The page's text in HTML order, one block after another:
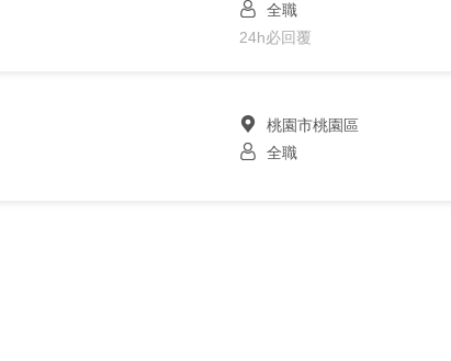
全職
24h必回覆
桃園市桃園區
全職